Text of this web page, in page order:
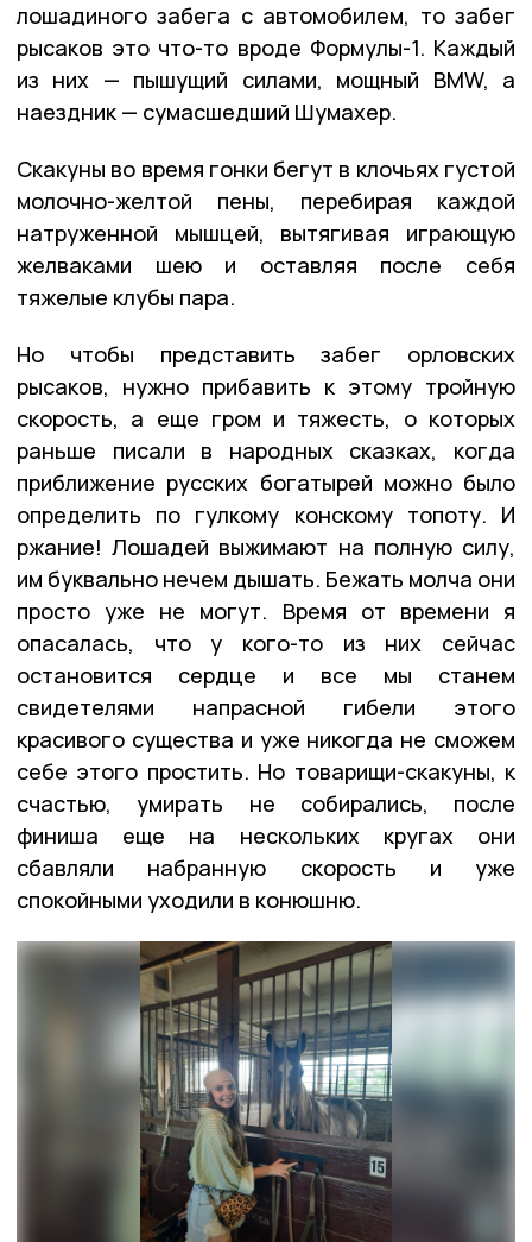
лошадиного забега с автомобилем, то забег
рысаков это что-то вроде Формулы-1. Каждый
из них — пышущий силами, мощный BMW, а
наездник — сумасшедший Шумахер.
Скакуны во время гонки бегут в клочьях густой
молочно-желтой пены, перебирая каждой
натруженной мышцей, вытягивая играющую
желваками шею и оставляя после себя
тяжелые клубы пара.
Но чтобы представить забег орловских
рысаков, нужно прибавить к этому тройную
скорость, а еще гром и тяжесть, о которых
раньше писали в народных сказках, когда
приближение русских богатырей можно было
определить по гулкому конскому топоту. И
ржание! Лошадей выжимают на полную силу,
им буквально нечем дышать. Бежать молча они
просто уже не могут. Время от времени я
опасалась, что у кого-то из них сейчас
остановится сердце и все мы станем
свидетелями напрасной гибели этого
красивого существа и уже никогда не сможем
себе этого простить. Но товарищи-скакуны, к
счастью, умирать не собирались, после
финиша еще на нескольких кругах они
сбавляли набранную скорость и уже
спокойными уходили в конюшню.